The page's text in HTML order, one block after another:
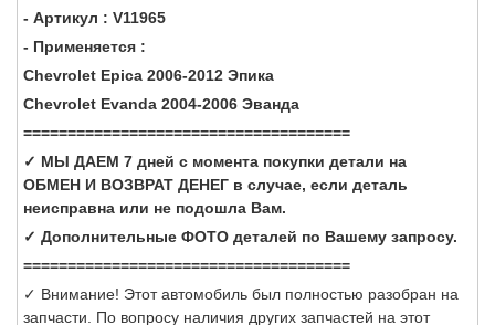
- Артикул : V11965
- Применяется :
Chevrolet Epica 2006-2012 Эпика
Chevrolet Evanda 2004-2006 Эванда
=====================================
✓ МЫ ДАЕМ 7 дней с момента покупки детали на
ОБМЕН И ВОЗВРАТ ДЕНЕГ в случае, если деталь
неисправна или не подошла Вам.
✓ Дополнительные ФОТО деталей по Вашему запросу.
=====================================
✓ Внимание! Этот автомобиль был полностью разобран на
запчасти. По вопросу наличия других запчастей на этот